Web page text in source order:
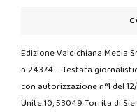
Edizione Valdichiana Media
n.24374 – Testata
con autorizzazione n°1 del
Unite 10, 53049 Torrita di